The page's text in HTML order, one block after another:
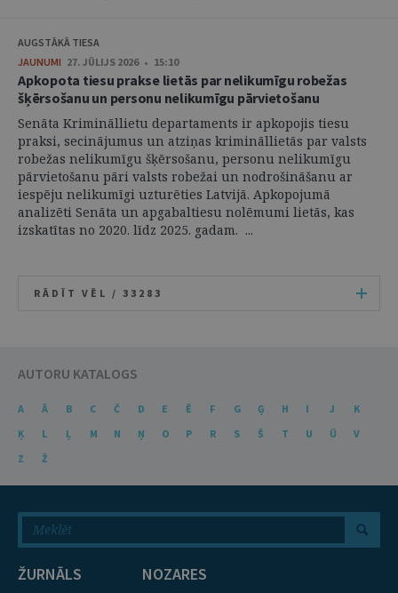
AUGSTĀKĀ TIESA
JAUNUMI 27. JŪLIJS 2026 • 15:10
Apkopota tiesu prakse lietās par nelikumīgu robežas
šķērsošanu un personu nelikumīgu pārvietošanu
Senāta Krimināllietu departaments ir apkopojis tiesu
praksi, secinājumus un atziņas krimināllietās par valsts
robežas nelikumīgu šķērsošanu, personu nelikumīgu
pārvietošanu pāri valsts robežai un nodrošināšanu ar
iespēju nelikumīgi uzturēties Latvijā. Apkopojumā
analizēti Senāta un apgabaltiesu nolēmumi lietās, kas
izskatītas no 2020. līdz 2025. gadam. ...
RĀDĪT VĒL / 33283
AUTORU KATALOGS
A Ā B C Č D E Ē F G Ģ H I J
K
Ķ
L Ļ M N Ņ O P R S Š T U Ū
V
Z
Ž
ŽURNĀLS
NOZARES